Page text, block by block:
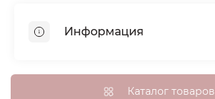
Информация
Доставка, оплата и бонусные баллы
Каталог товаров